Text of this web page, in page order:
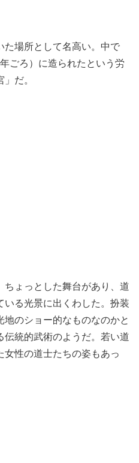
た場所として名高い。中で
ごろ）に造られたという労
だ。
ちょっとした舞台があり、道
る光景に出くわした。扮装
のショー的なものなのかと
統的武術のようだ。若い道
性の道士たちの姿もあっ